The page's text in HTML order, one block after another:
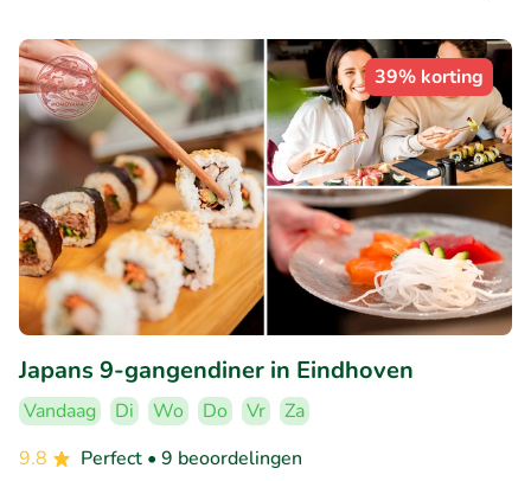
39% korting
Japans 9-gangendiner in Eindhoven
Vandaag Di Wo Do Vr
Za
9.8
Perfect • 9 beoordelingen